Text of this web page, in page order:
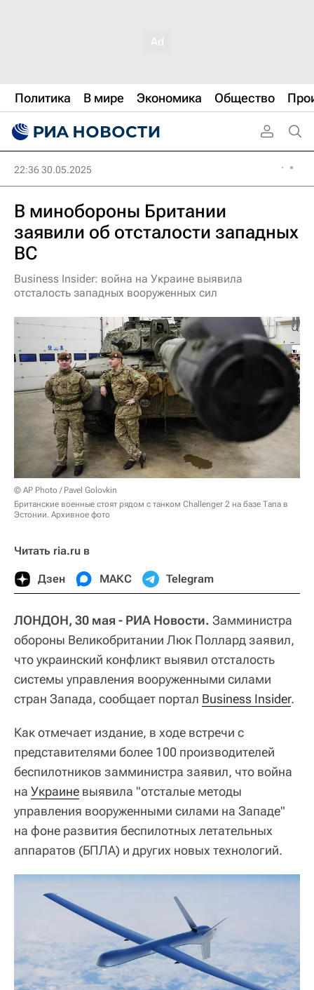
Политика В мире Экономика Общество
22:36 30.05.2025
В минобороны Британии
заявили об отсталости западных
ВС
Business Insider: война на Украине выявила
отсталость западных вооруженных сил
© AP Photo / Pavel Golovkin
Британские военные стоят рядом с танком Challenger 2 на базе Тапа в
Эстонии. Архивное фото
Читать ria.ru в
Дзен МАКС Telegram
ЛОНДОН, 30 мая - РИА Новости. Замминистра
обороны Великобритании Люк Поллард заявил,
что украинский конфликт выявил отсталость
системы управления вооруженными силами
стран Запада, сообщает портал Business Insider.
Как отмечает издание, в ходе встречи с
представителями более 100 производителей
беспилотников замминистра заявил, что война
на Украине выявила "отсталые методы
управления вооруженными силами на Западе"
на фоне развития беспилотных летательных
аппаратов (БПЛА) и других новых технологий.